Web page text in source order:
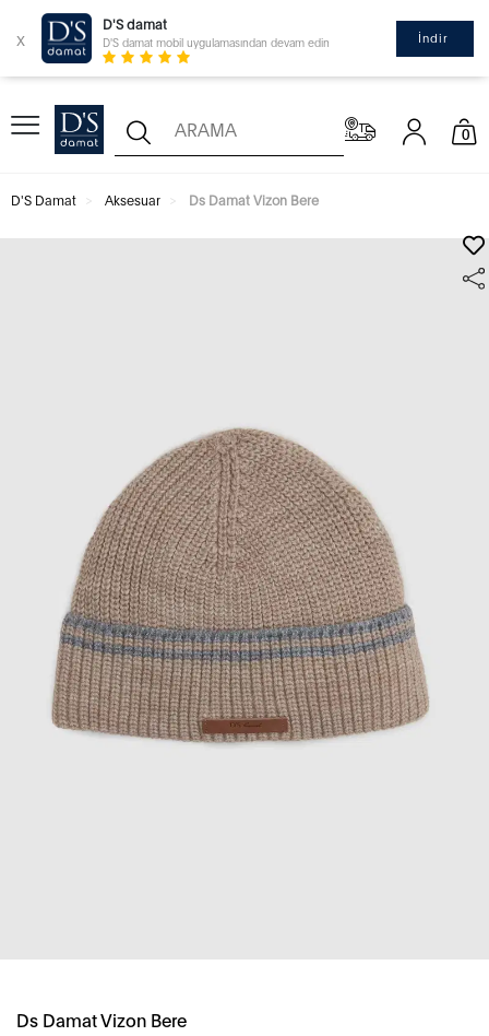
x
D'S damat
D'S damat mobil uygulamasından devam edin İndir
0
D'S Damat Aksesuar Ds Damat Vizon Bere
Ds Damat Vizon Bere